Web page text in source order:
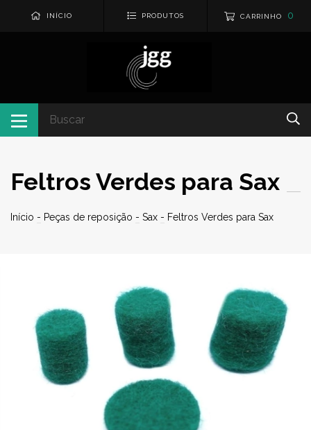
INÍCIO PRODUTOS CARRINHO 0
Feltros Verdes para Sax
Início - Peças de reposição - Sax - Feltros Verdes para Sax